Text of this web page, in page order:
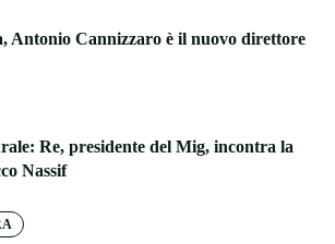
Antonio Cannizzaro è il nuovo direttore
Re, presidente del Mig, incontra la
Nassif